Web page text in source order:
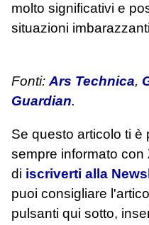
molto significativi e
situazioni
Fonti:Ars Technica,
Guardian.
Se questo articolo ti è
sempre informato con
di iscriverti alla
puoi consigliare
pulsanti qui sotto,